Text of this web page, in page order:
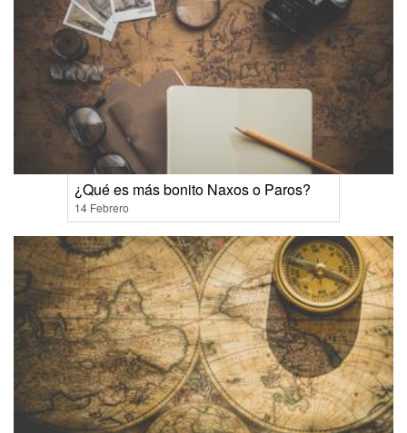
¿Qué es más bonito Naxos o Paros?
14 Febrero